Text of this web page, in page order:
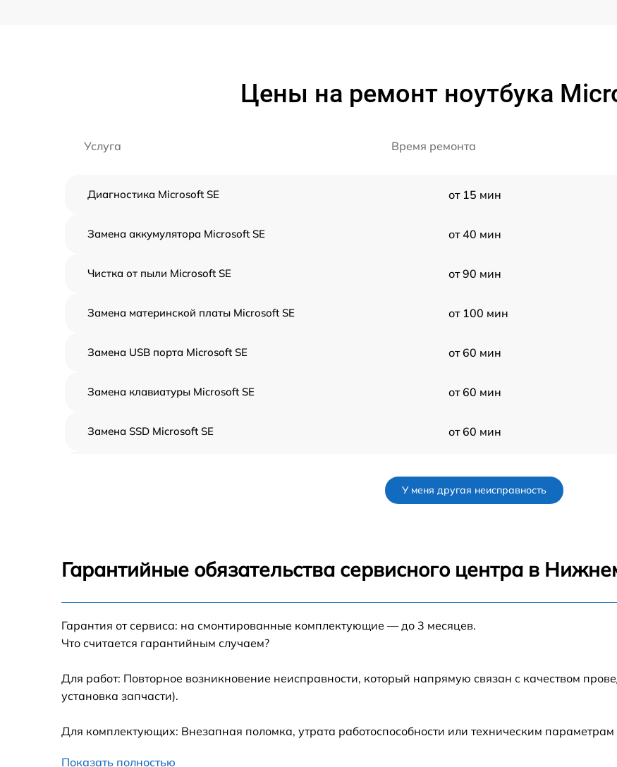
Цены на ремонт ноутбука
Услуга Время ремонта
Диагностика Microsoft SE от 15 мин
Замена аккумулятора Microsoft SE от 40 мин
Чистка от пыли Microsoft SE от 90 мин
Замена материнской платы Microsoft SE от 100 мин
Замена USB порта Microsoft SE от 60 мин
Замена клавиатуры Microsoft SE от 60 мин
Замена SSD Microsoft SE от 60 мин
Замена системы охлаждения Microsoft SE от 70 мин
У меня другая неисправность
Гарантийные обязательства сервисного центра в
Гарантия от сервиса: на смонтированные комплектующие — до 3 месяцев.
Что считается гарантийным случаем?
Для работ: Повторное возникновение неисправности, который напрямую связан с качеством
установка запчасти).
Для комплектующих: Внезапная поломка, утрата работоспособности или техническим
Показать полностью